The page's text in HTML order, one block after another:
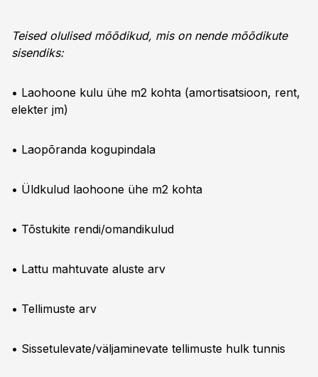
Teised olulised mõõdikud, mis on nende mõõdikute
sisendiks:
• Laohoone kulu ühe m2 kohta (amortisatsioon, rent,
elekter jm)
• Laopõranda kogupindala
• Üldkulud laohoone ühe m2 kohta
• Tõstukite rendi/omandikulud
• Lattu mahtuvate aluste arv
• Tellimuste arv
• Sissetulevate/väljaminevate tellimuste hulk tunnis